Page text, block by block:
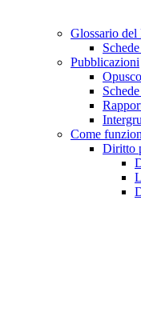
Glossario del
Pubblicazioni
Come
Diritto